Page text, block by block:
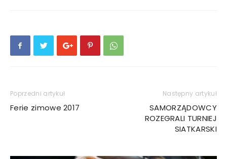
Poprzedni artykuł
Ferie zimowe 2017
Następny artykuł
SAMORZĄDOWCY
ROZEGRALI TURNIEJ
SIATKARSKI